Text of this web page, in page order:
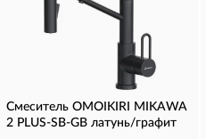
Смеситель OMOIKIRI MIKAWA
2 PLUS-SB-GB латунь/графит